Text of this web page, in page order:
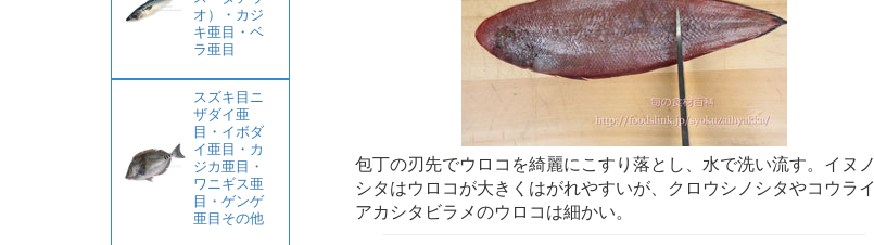
包丁の刃先でウロコを綺麗にこすり落とし、水で洗い流す。イヌノ
シタはウロコが大きくはがれやすいが、クロウシノシタやコウライ
アカシタビラメのウロコは細かい。
オ）・カジ
キ亜目・ベ
ラ亜目
スズキ目ニ
ザダイ亜
目・イボダ
イ亜目・カ
ジカ亜目・
ワニギス亜
目・ゲンゲ
亜目その他